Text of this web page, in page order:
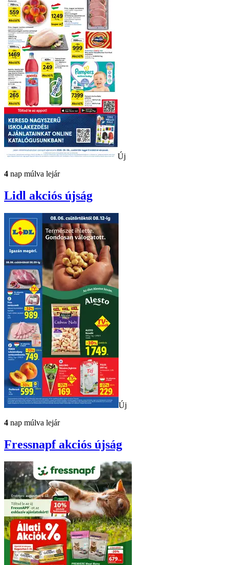
Új
4 nap múlva lejár
Lidl akciós újság
Új
4 nap múlva lejár
Fressnapfakciós újság